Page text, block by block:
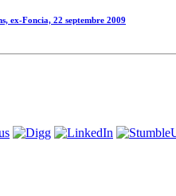
ex-Foncia, 22 septembre 2009